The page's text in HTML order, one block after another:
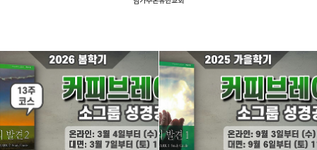
남가주온유한교회
남가주온유한교회